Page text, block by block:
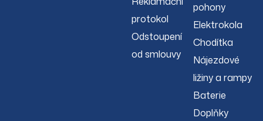
protokol
Odstoupení
od smlouvy
pohony
Elektrokola
Chodítka
Nájezdové
ližiny a rampy
Baterie
Doplňky